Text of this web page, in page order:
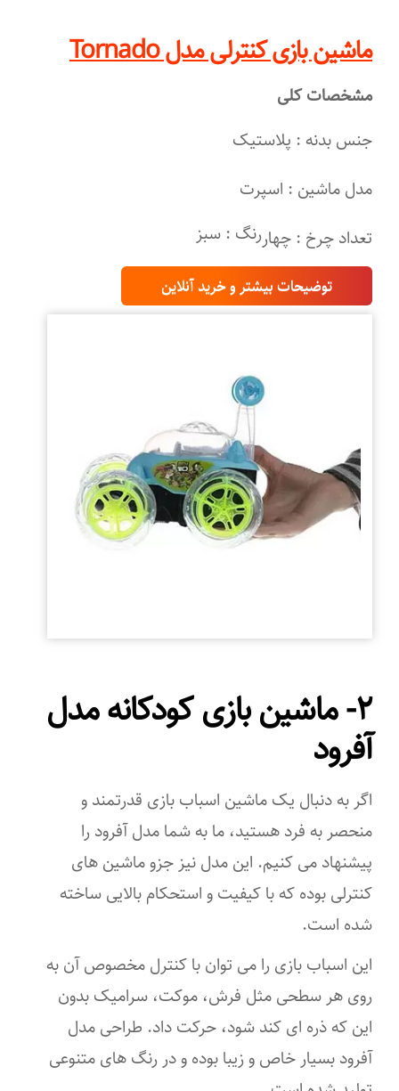
ماشین بازی کنترلی مدل Tornado
مشخصات کلی
جنس بدنه : پلاستیک
مدل ماشین : اسپرت
تعداد چرخ : چهار رنگ : سبز
توضیحات بیشتر و خرید آنلاین
۲- ماشین بازی کودکانه مدل
آفرود
اگر به دنبال یک ماشین اسباب بازی قدرتمند و
منحصر به فرد هستید، ما به شما مدل آفرود را
پیشنهاد می کنیم. این مدل نیز جزو ماشین های
کنترلی بوده که با کیفیت و استحکام بالایی ساخته
شده است.
این اسباب بازی را می توان با کنترل مخصوص آن به
روی هر سطحی مثل فرش، موکت، سرامیک بدون
این که ذره ای کند شود، حرکت داد. طراحی مدل
آفرود بسیار خاص و زیبا بوده و در رنگ های متنوعی